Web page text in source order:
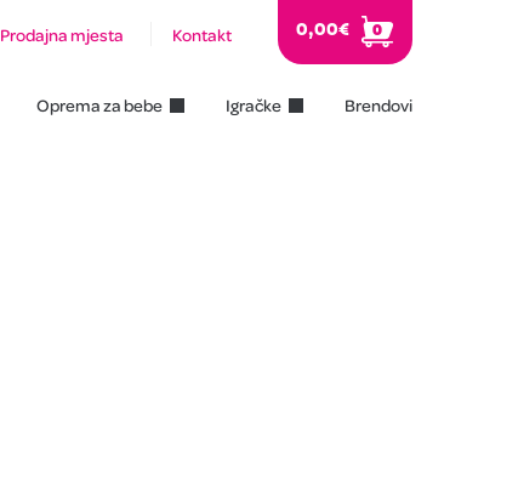
Prodajna mjesta Kontakt 0,00€ 0
Oprema za bebe Igračke Brendovi